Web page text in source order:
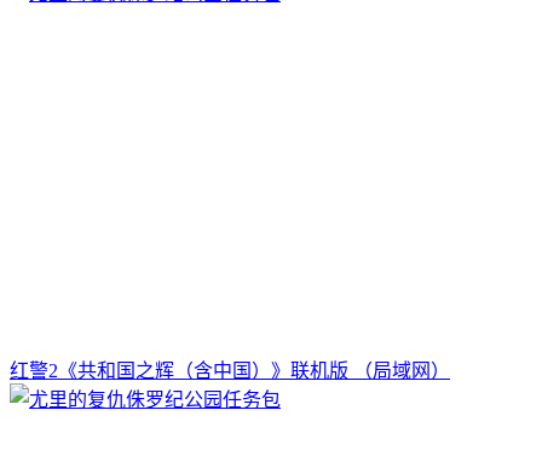
红警2《共和国之辉（含中国）》联机版 （局域网）